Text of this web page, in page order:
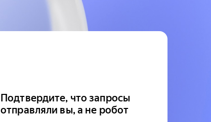
Подтвердите, что запросы
отправляли вы, а не робот